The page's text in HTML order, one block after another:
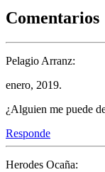
Comentarios
Pelagio Arranz:
enero, 2019.
¿Alguien me puede
Responde
Herodes Ocaña: